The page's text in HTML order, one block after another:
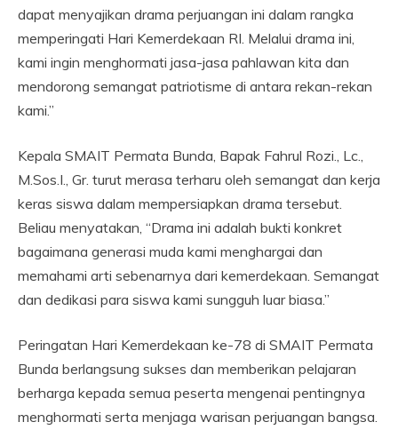
dapat menyajikan drama perjuangan ini dalam rangka
memperingati Hari Kemerdekaan RI. Melalui drama ini,
kami ingin menghormati jasa-jasa pahlawan kita dan
mendorong semangat patriotisme di antara rekan-rekan
kami.”
Kepala SMAIT Permata Bunda, Bapak Fahrul Rozi., Lc.,
M.Sos.I., Gr. turut merasa terharu oleh semangat dan kerja
keras siswa dalam mempersiapkan drama tersebut.
Beliau menyatakan, “Drama ini adalah bukti konkret
bagaimana generasi muda kami menghargai dan
memahami arti sebenarnya dari kemerdekaan. Semangat
dan dedikasi para siswa kami sungguh luar biasa.”
Peringatan Hari Kemerdekaan ke-78 di SMAIT Permata
Bunda berlangsung sukses dan memberikan pelajaran
berharga kepada semua peserta mengenai pentingnya
menghormati serta menjaga warisan perjuangan bangsa.